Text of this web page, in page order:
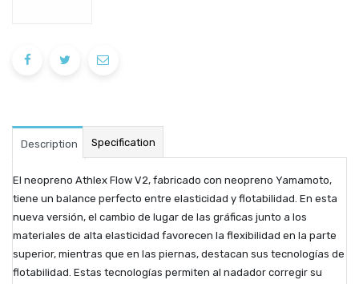
Description Specification
El neopreno Athlex Flow V2, fabricado con neopreno Yamamoto,
tiene un balance perfecto entre elasticidad y flotabilidad. En esta
nueva versión, el cambio de lugar de las gráficas junto a los
materiales de alta elasticidad favorecen la flexibilidad en la parte
superior, mientras que en las piernas, destacan sus tecnologías de
flotabilidad. Estas tecnologías permiten al nadador corregir su